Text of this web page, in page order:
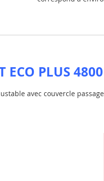
ECO PLUS
avec couvercle